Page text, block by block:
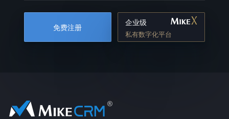
免费注册
企业级
私有数字化平台